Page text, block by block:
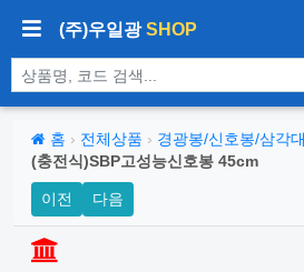
(주)우일광SHOP
상품 검색
홈 › 전체상품 › 경광봉/신호봉/삼각대
(충전식)SBP고성능신호봉 45cm
이전 다음